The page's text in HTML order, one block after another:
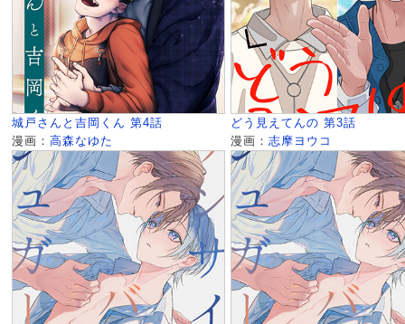
城戸さんと吉岡くん 第4話
漫画： 高森なゆた
どう見えてんの 第3話
漫画： 志摩ヨウコ